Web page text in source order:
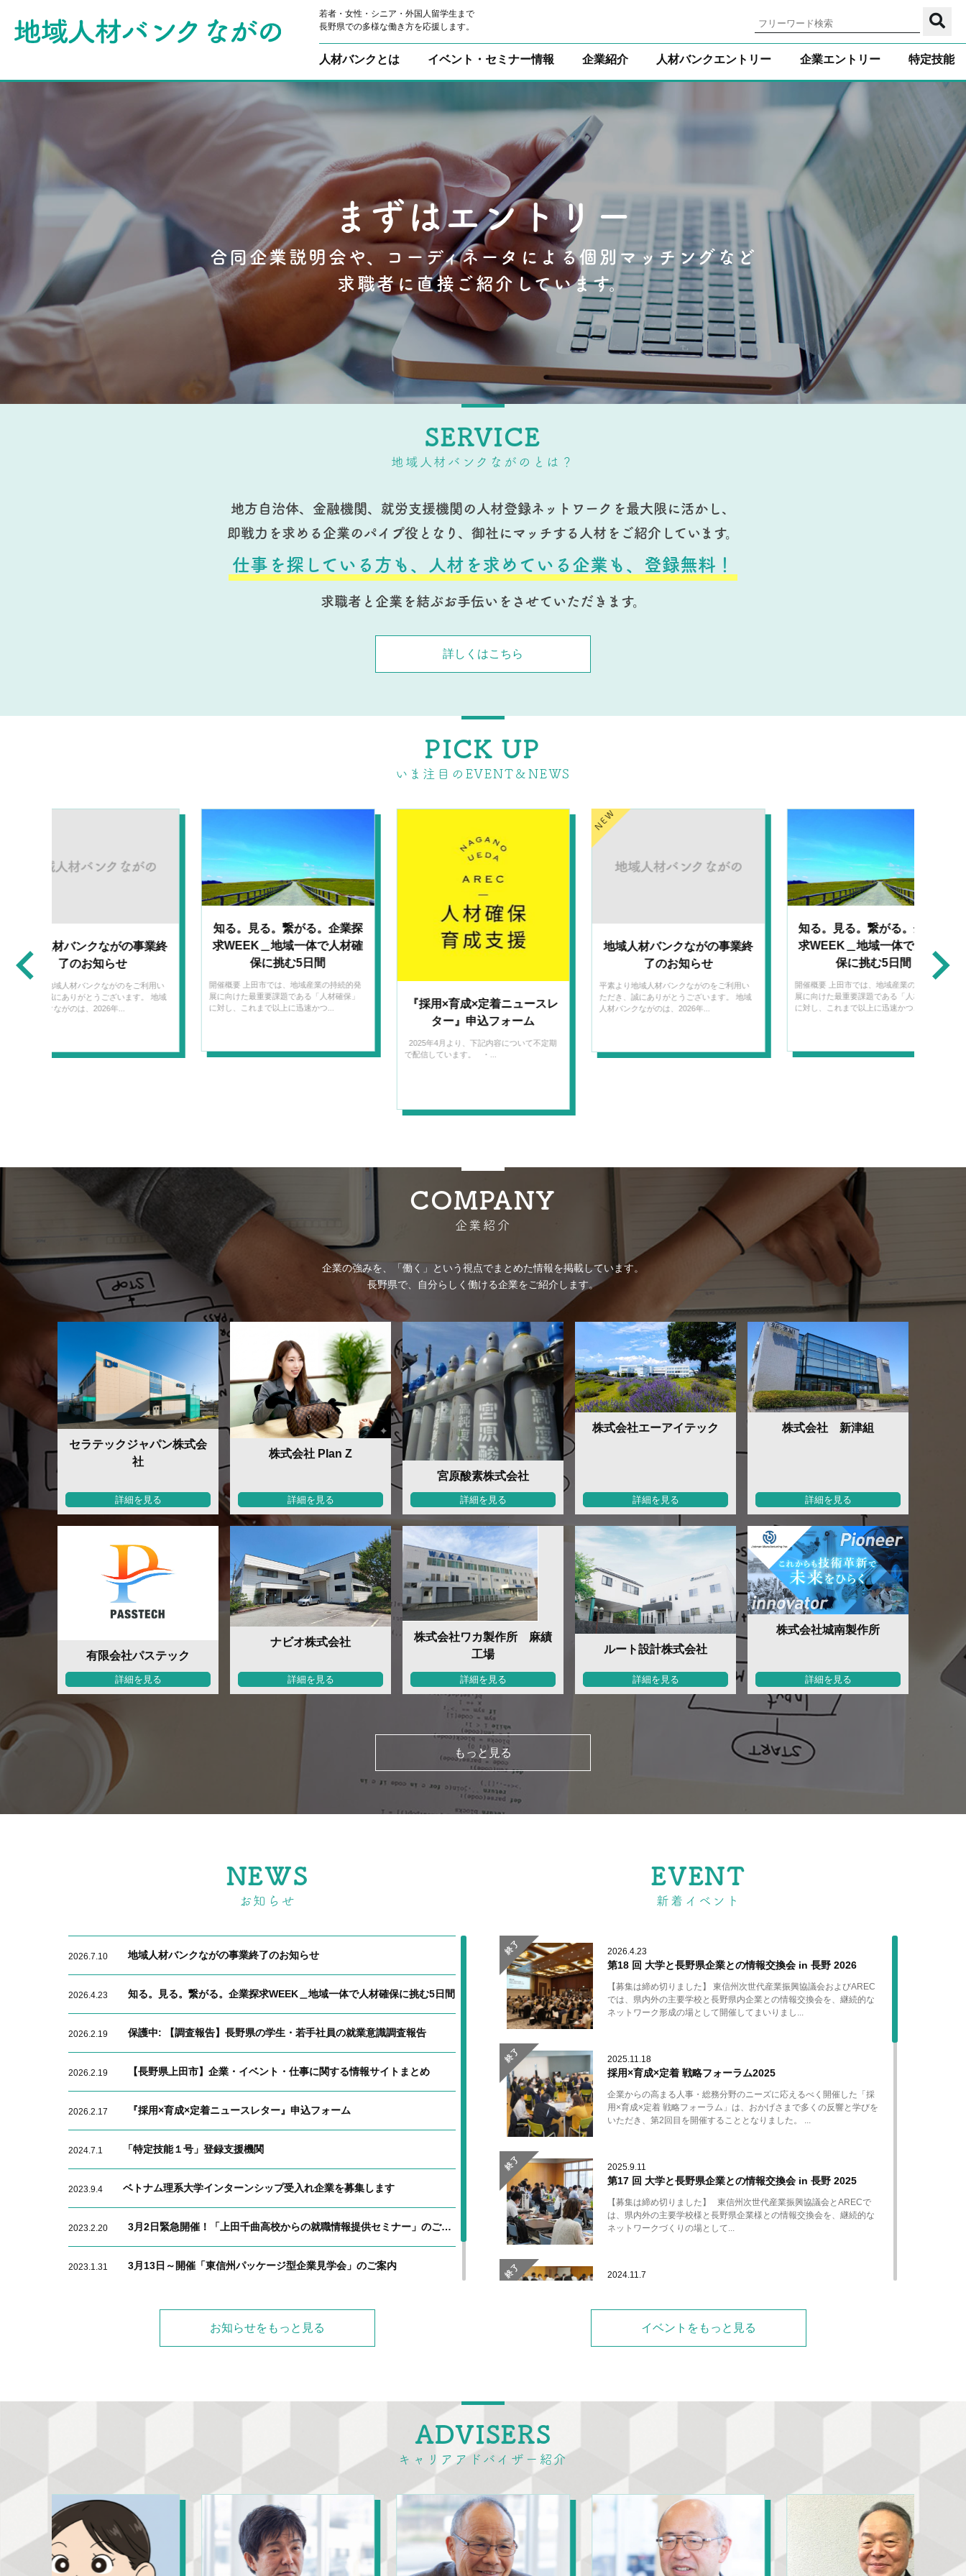
若者・女性・シニア・外国人留学生まで
長野県での多様な働き方を応援します。
人材バンクとは イベント・セミナー情報 企業紹介 人材バンクエントリー 企業エントリー 特定技能
まずはエントリー
合同企業説明会や、コーディネータによる個別マッチングなど
求職者に直接ご紹介しています。
人と企業をつなげる
豊富な経験を活かし、企業のニーズを引き出してマッチング。
親身にご相談に対応いたします。
いま注目のEVENT
長野県の就職に関する
セミナー情報をお届けします。
まずはエントリー
合同企業説明会や、コーディネータによる個別マッチングなど
求職者に直接ご紹介しています。
豊富な経験を活かし、企業のニーズを引き出してマッチング。
親身にご相談に対応いたします。
SERVICE
地域人材バンクながのとは？
地方自治体、金融機関、就労支援機関の 人材登録ネットワークを最大限に活かし、
即戦力を求める企業のパイプ役となり、 御社にマッチする人材をご紹介しています。
仕事を探している方も、 人材を求めている企業も、 登録無料！
求職者と企業を結ぶお手伝いをさせていただきます。
詳しくはこちら
PICK UP
いま注目のEVENT＆NEWS
求WEEK＿地域一体で人材確
保に挑む5日間
開催概要 上田市では、地域産業の持続的発
展に向けた最重要課題である「人材確保」
に対し、これまで以上に迅速かつ...
『採用×育成×定着ニュースレ
で配信しています。 ・...
地域人材バンクながの事業終
ただき、誠にありがとうございます。 地域
人材バンクながのは、2026年...
求WEEK＿地域一体で人材確
保に挑む5日間
開催概要 上田市では、地域産業の持続的発
展に向けた最重要課題である「人材確保」
に対し、これまで以上に迅速かつ...
『採用×育成×定着ニュースレ
で配信しています。 ・...
COMPANY
企業紹介
企業の強みを、「働く」という視点でまとめた情報を掲載しています。
長野県で、自分らしく働ける企業をご紹介します。
セラテックジャパン株式会
社
詳細を見る
株式会社 Plan Z
詳細を見る
宮原酸素株式会社
詳細を見る
株式会社エーアイテック
詳細を見る
株式会社 新津組
詳細を見る
有限会社パステック
詳細を見る
ナビオ株式会社
詳細を見る
株式会社ワカ製作所 麻績
工場
詳細を見る
ルート設計株式会社
詳細を見る
株式会社城南製作所
詳細を見る
もっと見る
NEWS
お知らせ
2026.7.10 地域人材バンクながの事業終了のお知らせ
2026.4.23 知る。見る。繋がる。企業探求WEEK＿地域一体で人材確保に挑む5日間
2026.2.19 保護中: 【調査報告】長野県の学生・若手社員の就業意識調査報告
2026.2.19 【長野県上田市】企業・イベント・仕事に関する情報サイトまとめ
2026.2.17 『採用×育成×定着ニュースレター』申込フォーム
2024.7.1 「特定技能１号」登録支援機関
2023.9.4 ベトナム理系大学インターンシップ受入れ企業を募集します
2023.2.20 3月2日緊急開催！「上田千曲高校からの就職情報提供セミナー」のご案内
2023.1.31 3月13日～開催「東信州パッケージ型企業見学会」のご案内
お知らせをもっと見る
EVENT
新着イベント
終了 2026.4.23
第18 回 ⼤学と⻑野県企業との情報交換会 in ⻑野 2026
【募集は締め切りました】 東信州次世代産業振興協議会およびAREC
では、県内外の主要学校と⻑野県内企業との情報交換会を、継続的な
ネットワーク形成の場として開催してまいりまし...
終了 2025.11.18
採用×育成×定着 戦略フォーラム2025
企業からの高まる人事・総務分野のニーズに応えるべく開催した「採
用×育成×定着 戦略フォーラム」は、おかげさまで多くの反響と学びを
いただき、第2回目を開催することとなりました。 ...
終了 2025.9.11
第17 回 大学と⾧野県企業との情報交換会 in ⾧野 2025
【募集は締め切りました】 東信州次世代産業振興協議会とARECで
は、県内外の主要学校様と長野県企業様との情報交換会を、継続的な
ネットワークづくりの場として...
終了 2024.11.7
企業からの人事・総務分野でのニーズが高まる中、AREC ではネット
ワークおよび事業の体系化・再整備を目指し、新たに「フォーラム」
を発足する運びとなりました。このフォーラムでは、採用...
経済産業省 関東経済産業局による「地域中小企業・小規模事業者の
終了
12月18日 信大・長野高専から地元企業への就職情報提供セ
ミナーのご案内
大学等の採用・就職担当者が地域企業の人事・総務担当者向けに就職
情報を説明するセミナーを開催いたします。県内大学等の就職担当者
から直接大学等の就職状況を聞くことができる、一年に一度の...
イベントをもっと見る
ADVISERS
キャリアアドバイザー紹介